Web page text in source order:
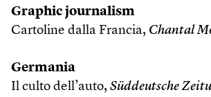
Graphic journalism
Cartoline dalla Francia, Chantal
Germania
Il culto dell’auto, Süddeutsche